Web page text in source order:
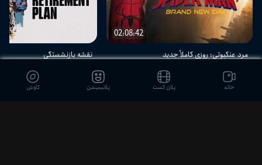
02:08:42
مرد عنکبوتی: روزی کاملاً جدید
اکشن - ماجرایی - آمریکایی
نقشه بازنشستگی
اکشن - کمدی - هیجان‌انگیز
خانه پلان کست پلانیمیشن کاوش